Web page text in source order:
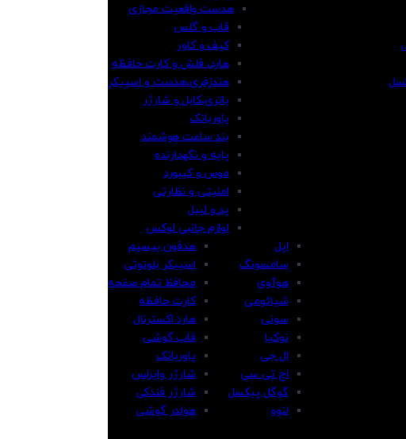
هدست واقعیت مجازی
قاب و گلس
کیف و کاور
هارد، فلش و کارت حافظه
هندزفری،هدست و اسپیکر
باتری،کابل و شارژر
پاوربانک
بند ساعت هوشمند
پایه و نگهدارنده
موس و کیبورد
امنیتی و نظارتی
پد و لیبل
لوازم جانبی لوکس
هدفون بیسیم
اسپیکر بلوتوثی
محافظ تمام صفحه
کارت حافظه
هارد اکسترنال
قاب گوشی
پاوربانک
شارژر وایرلس
شارژر فندکی
هولدر گوشی
اپل
سامسونگ
هوآوی
شیائومی
سونی
نوکیا
ال جی
اچ تی سی
گوگل پیکسل
لنوو